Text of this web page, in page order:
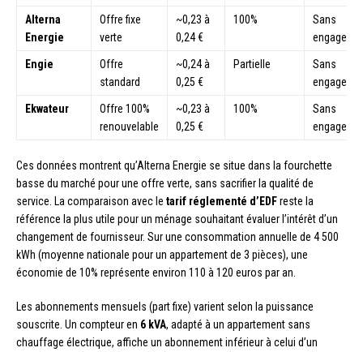
Alterna
Energie
Offre fixe
verte
~0,23 à
0,24 €
100%
Sans
Engie
Offre
standard
~0,24 à
0,25 €
Partielle
Sans
Ekwateur
Offre 100%
renouvelable
~0,23 à
0,25 €
100%
Sans
Ces données montrent qu’Alterna Energie se situe dans la fourchette
basse du marché pour une offre verte, sans sacrifier la qualité de
service. La comparaison avec le tarif réglementé d’EDFreste la
référence la plus utile pour un ménage souhaitant évaluer l’intérêt d’un
changement de fournisseur. Sur une consommation annuelle de 4 500
kWh (moyenne nationale pour un appartement de 3 pièces), une
économie de 10% représente environ 110 à 120 euros par an.
Les abonnements mensuels (part fixe) varient selon la puissance
souscrite. Un compteur en 6 kVA, adapté à un appartement sans
chauffage électrique, affiche un abonnement inférieur à celui d’un